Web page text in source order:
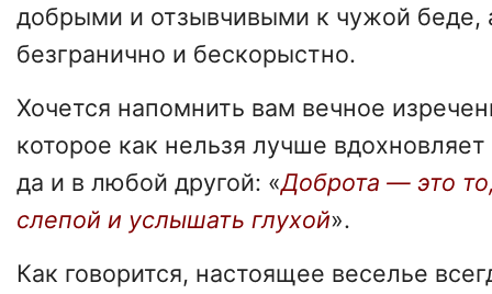
добрыми и отзывчивыми к чужой беде,
безгранично и бескорыстно.
Хочется напомнить вам вечное
которое как нельзя лучше вдохновляет
да и в любой другой: «Доброта — это
слепой и услышать глухой».
Как говорится, настоящее веселье